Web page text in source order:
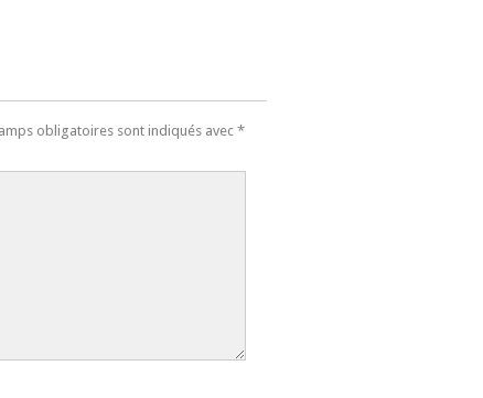
obligatoires sont indiqués avec*